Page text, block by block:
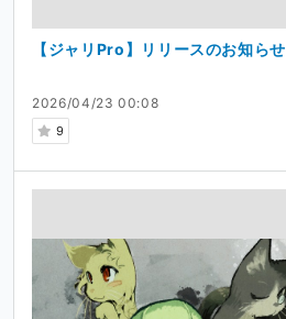
2026/04/23 00:08
9
【ジャリPro】リリースのお知らせ